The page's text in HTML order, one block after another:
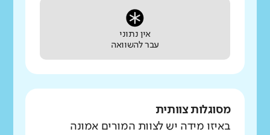
אין נתוני
עבר להשוואה
מסוגלות צוותית
באיזו מידה יש לצוות המורים אמונה